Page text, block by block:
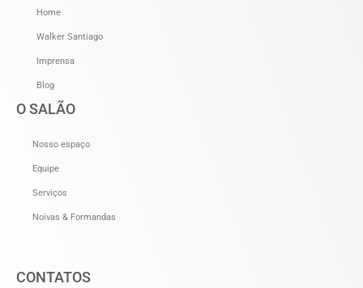
Home
Walker Santiago
Imprensa
Blog
O SALÃO
Nosso espaço
Equipe
Serviços
Noivas & Formandas
CONTATOS